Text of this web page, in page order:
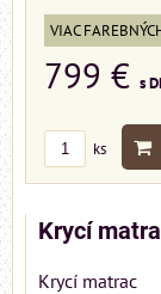
VIAC
799 € s
ks
Krycí
Krycí matrac